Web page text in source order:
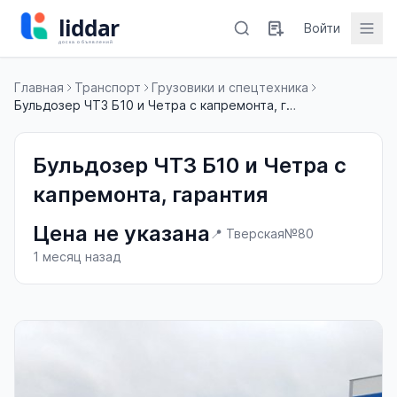
Войти
Главная Транспорт
Грузовики и спецтехника
Бульдозер ЧТЗ Б10 и Четра с капремонта, гарантия
Бульдозер ЧТЗ Б10 и Четра с
капремонта, гарантия
Цена не указана 📍 Тверская№80
1 месяц назад